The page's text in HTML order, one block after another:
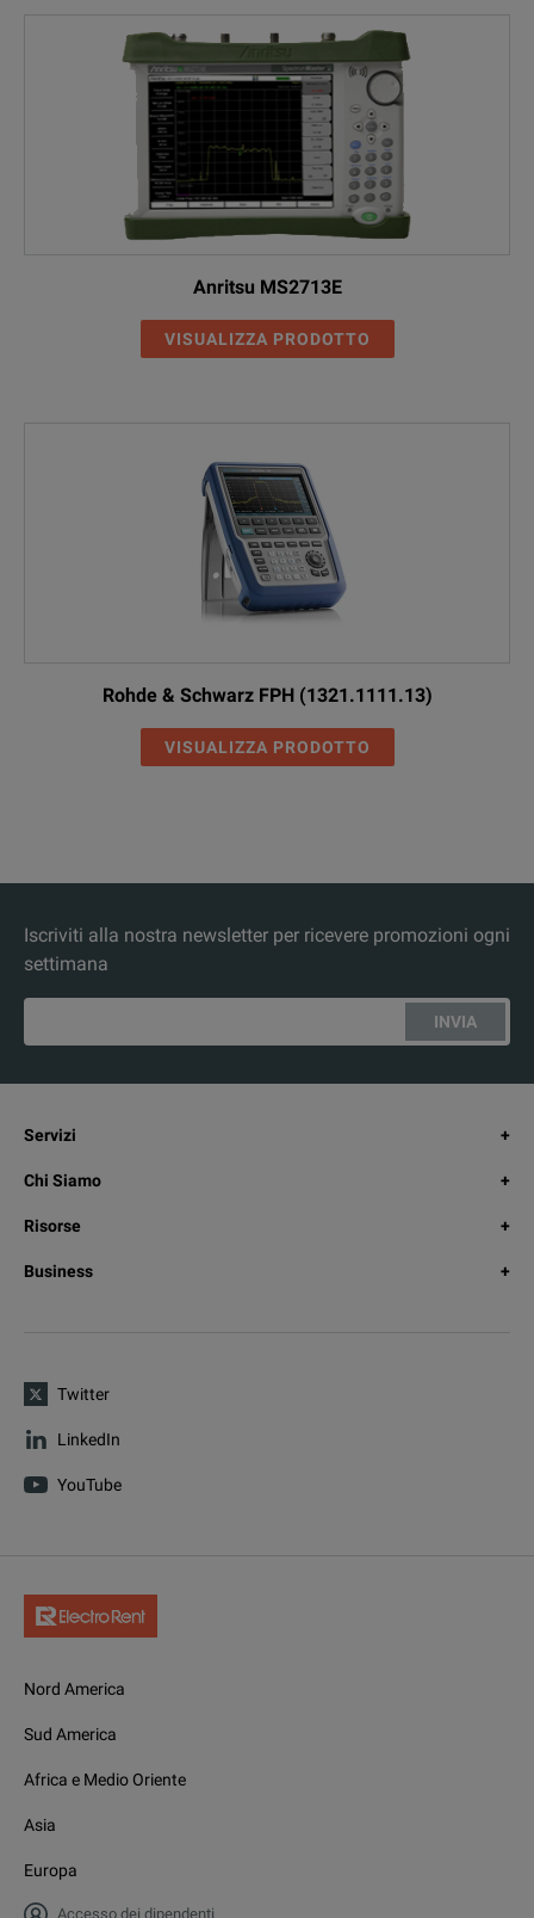
Anritsu MS2713E
VISUALIZZA PRODOTTO
Rohde & Schwarz FPH (1321.1111.13)
VISUALIZZA PRODOTTO
Iscriviti alla nostra newsletter per ricevere promozioni ogni
settimana
INVIA
Servizi
Chi Siamo
Risorse
Business
Twitter
LinkedIn
YouTube
Nord America
Sud America
Africa e Medio Oriente
Asia
Europa
Accesso dei dipendenti